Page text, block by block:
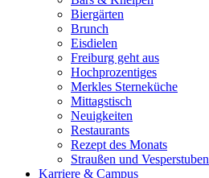
Biergärten
Brunch
Eisdielen
Freiburg geht aus
Hochprozentiges
Merkles Sterneküche
Mittagstisch
Neuigkeiten
Restaurants
Rezept des Monats
Straußen und Vesperstuben
Karriere & Campus